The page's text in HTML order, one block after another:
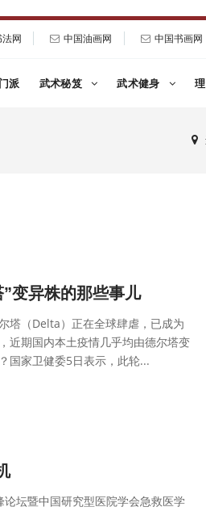
网 中国油画网 中国书画网
派 武术秘笈 武术健身
变异株的那些事儿
塔（Delta）正在全球肆虐，已成为
近期国内本土疫情几乎均由德尔塔变
国家卫健委5日表示，此轮...
坛暨中国研究型医院学会急救医学